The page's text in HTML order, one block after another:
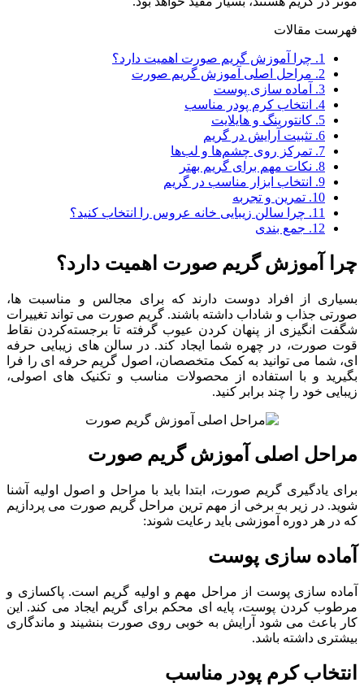
فهرست مقالات
1. چرا آموزش گریم صورت اهمیت دارد؟
2. مراحل اصلی آموزش گریم صورت
3.
آماده ‌سازی پوست
4.
انتخاب کرم پودر مناسب
5. کانتورینگ و هایلایت
6. تثبیت آرایش در گریم
7. تمرکز روی چشم‌ها و لب‌ها
8. نکات مهم برای گریم بهتر
9.
انتخاب ابزار مناسب در گریم
10. تمرین و تجربه
11. چرا سالن زیبایی خانه عروس را انتخاب کنید؟
12. جمع ‌بندی
چرا آموزش گریم صورت اهمیت دارد؟
بسیاری از افراد دوست دارند که برای مجالس و مناسبت ‌ها،
صورتی جذاب و شاداب داشته باشند. گریم صورت می ‌تواند تغییرات
شگفت‌ انگیزی از پنهان کردن عیوب گرفته تا برجسته‌کردن نقاط
قوت صورت، در چهره شما ایجاد کند. در سالن های زیبایی حرفه
ای، شما می ‌توانید به کمک متخصصان، اصول گریم حرفه ‌ای را فرا
بگیرید و با استفاده از محصولات مناسب و تکنیک‌ های اصولی،
زیبایی خود را چند برابر کنید.
مراحل اصلی آموزش گریم صورت
برای یادگیری گریم صورت، ابتدا باید با مراحل و اصول اولیه آشنا
شوید. در زیر به برخی از مهم ‌ترین مراحل گریم صورت می پردازیم
که در هر دوره آموزشی باید رعایت شوند:
آماده ‌سازی پوست
آماده‌ سازی پوست از مراحل مهم و اولیه گریم است. پاکسازی و
مرطوب کردن پوست، پایه ‌ای محکم برای گریم ایجاد می‌ کند. این
کار باعث می ‌شود آرایش به خوبی روی صورت بنشیند و ماندگاری
بیشتری داشته باشد.
انتخاب کرم پودر مناسب